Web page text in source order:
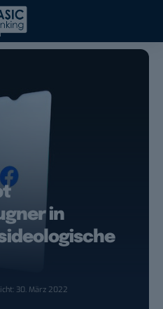
in
30. März 2022